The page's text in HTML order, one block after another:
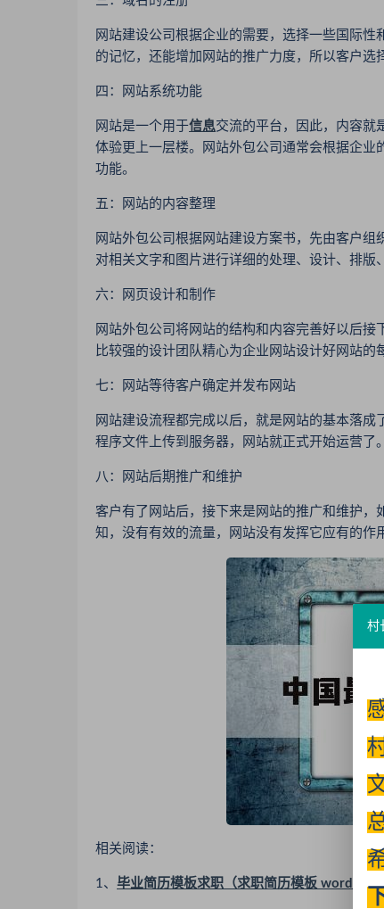
网站建设公司根据企业的需要，选择一些国际
的记忆，还能增加网站的推广力度，所以客户选
四：网站系统功能
网站是一个用于信息交流的平台，因此，内容就
体验更上一层楼。网站外包公司通常会根据企
功能。
五：网站的内容整理
网站外包公司根据网站建设方案书，先由客户组
对相关文字和图片进行详细的处理、设计、排版
六：网页设计和制作
网站外包公司将网站的结构和内容完善好以后
比较强的设计团队精心为企业网站设计好网站的
七：网站等待客户确定并发布网站
网站建设流程都完成以后，就是网站的基本落
程序文件上传到服务器，网站就正式开始运营了。
八：网站后期推广和维护
客户有了网站后，接下来是网站的推广和维护
知，没有有效的流量，网站没有发挥它应有的作
相关阅读：
1、 毕业简历模板求职（求职简历模板 word）
村